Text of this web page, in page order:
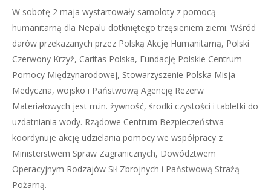
W sobotę 2 maja wystartowały samoloty z pomocą
humanitarną dla Nepalu dotkniętego trzęsieniem ziemi. Wśród
darów przekazanych przez Polską Akcję Humanitarną, Polski
Czerwony Krzyż, Caritas Polska, Fundację Polskie Centrum
Pomocy Międzynarodowej, Stowarzyszenie Polska Misja
Medyczna, wojsko i Państwową Agencję Rezerw
Materiałowych jest m.in. żywność, środki czystości i tabletki do
uzdatniania wody. Rządowe Centrum Bezpieczeństwa
koordynuje akcję udzielania pomocy we współpracy z
Ministerstwem Spraw Zagranicznych, Dowództwem
Operacyjnym Rodzajów Sił Zbrojnych i Państwową Strażą
Pożarną.